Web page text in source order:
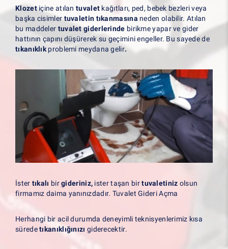
Klozetiçine atılantuvalet kağıtları, ped, bebek bezleri veya
başka cisimler tuvaletin tıkanmasına neden olabilir. Atılan
bu maddeler tuvalet giderlerinde birikme yapar ve gider
hattının çapını düşürerek su geçimini engeller. Bu sayede de
tıkanıklık problemi meydana gelir.
İster tıkalı birgideriniz, ister taşan birtuvaletiniz olsun
firmamız daima yanınızdadır. Tuvalet Gideri Açma
Herhangi bir acil durumda deneyimli teknisyenlerimiz kısa
süredetıkanıklığınızı giderecektir.